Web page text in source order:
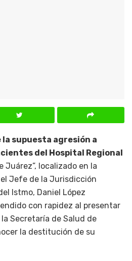
la supuesta agresión a
del Hospital Regional
Juárez”, localizado en la
Jefe de la Jurisdicción
Istmo, Daniel López
con rapidez al presentar
Secretaría de Salud de
la destitución de su